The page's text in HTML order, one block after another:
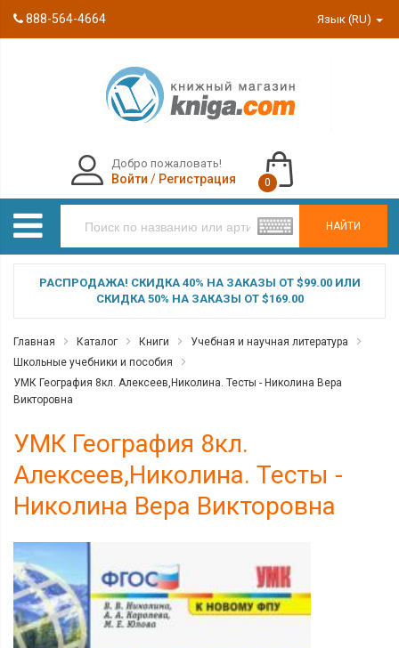
888-564-4664 Язык (RU)
НАЙТИ
Добро пожаловать!
Войти / Регистрация 0
РАСПРОДАЖА! СКИДКА 40% НА ЗАКАЗЫ ОТ $99.00 ИЛИ
СКИДКА 50% НА ЗАКАЗЫ ОТ $169.00
Главная Каталог Книги
Учебная и научная литература
Школьные учебники и пособия
УМК География 8кл. Алексеев,Николина. Тесты - Николина Вера
Викторовна
УМК География 8кл.
Алексеев,Николина. Тесты -
Николина Вера Викторовна